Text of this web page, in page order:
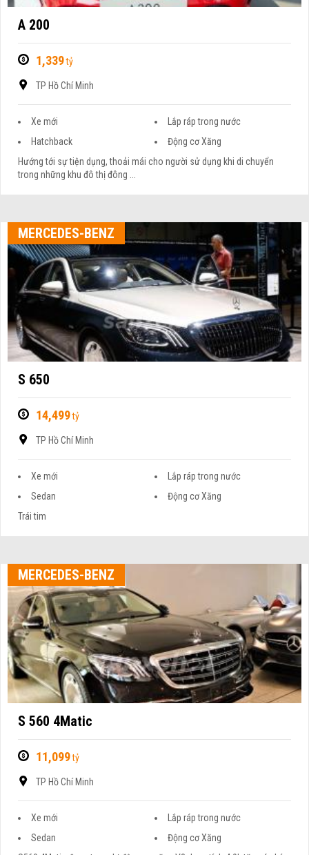
A 200
1,339tỷ
TP Hồ Chí Minh
Xe mới
Lắp ráp trong nước
Hatchback
Động cơ Xăng
Hướng tới sự tiện dụng, thoải mái cho người sử dụng khi di chuyển
trong những khu đô thị đông ...
MERCEDES-BENZ
S 650
14,499tỷ
TP Hồ Chí Minh
Xe mới
Lắp ráp trong nước
Sedan
Động cơ Xăng
Trái tim
MERCEDES-BENZ
S 560 4Matic
11,099tỷ
TP Hồ Chí Minh
Xe mới
Lắp ráp trong nước
Sedan
Động cơ Xăng